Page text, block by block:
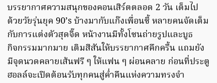
บรรยากาศความสนุกของคอนเสิร์ตตลอด 2 วัน เต็มไป
ด้วยวัยรุ่นยุค 90’s บ้างมากับแก๊งเพื่อนซี้ หลายคนจัดเต็ม
กับการแต่งตัวสุดจี๊ด หน้างานมีทั้งโซนถ่ายรูปและบูธ
กิจกรรมมากมาย เติมสีสันให้บรรยากาศคึกครื้น แถมยัง
มีจุดนวดคลายเส้นฟรี ๆ ให้แฟน ๆ ผ่อนคลาย ก่อนที่ประตู
ฮอลล์จะเปิดต้อนรับทุกคนสู่ค่ำคืนแห่งความทรงจำ